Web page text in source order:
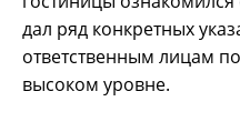
дал ряд конкретных
ответственным лицам
высоком уровне.